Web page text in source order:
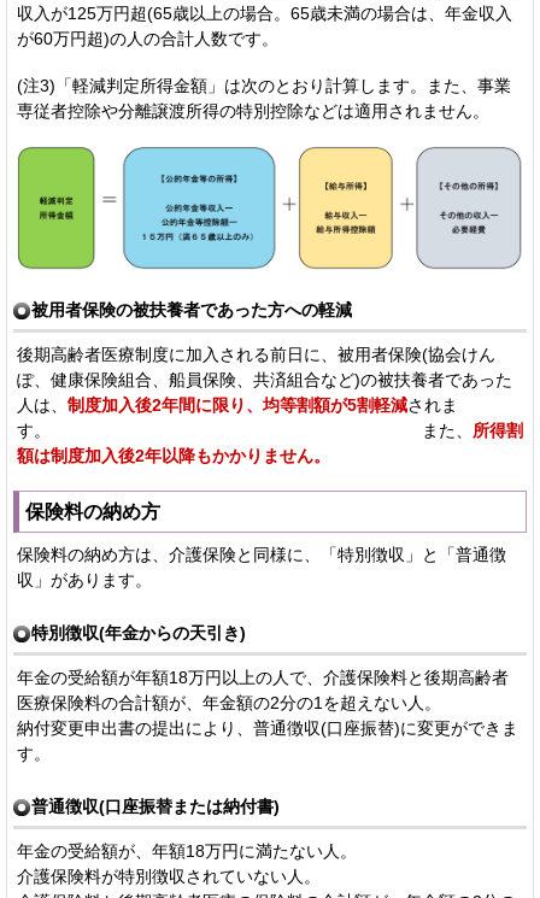
収入が125万円超(65歳以上の場合。65歳未満の場合は、年金収入
が60万円超)の人の合計人数です。
(注3)「軽減判定所得金額」は次のとおり計算します。また、事業
専従者控除や分離譲渡所得の特別控除などは適用されません。
被用者保険の被扶養者であった方への軽減
後期高齢者医療制度に加入される前日に、被用者保険(協会けん
ぽ、健康保険組合、船員保険、共済組合など)の被扶養者であった
人は、 制度加入後2年間に限り、均等割額が5割軽減されま
す。 また、 所得割
額は制度加入後2年以降もかかりません。
保険料の納め方
保険料の納め方は、介護保険と同様に、「特別徴収」と「普通徴
収」があります。
特別徴収(年金からの天引き)
年金の受給額が年額18万円以上の人で、介護保険料と後期高齢者
医療保険料の合計額が、年金額の2分の1を超えない人。
納付変更申出書の提出により、普通徴収(口座振替)に変更ができま
す。
普通徴収(口座振替または納付書)
年金の受給額が、年額18万円に満たない人。
介護保険料が特別徴収されていない人。